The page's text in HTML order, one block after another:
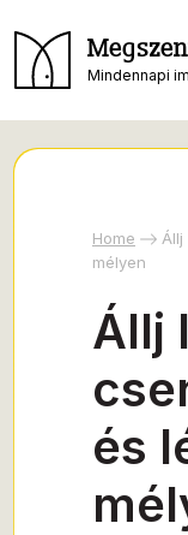
Mindennapi
Home
mélyen
Állj
és